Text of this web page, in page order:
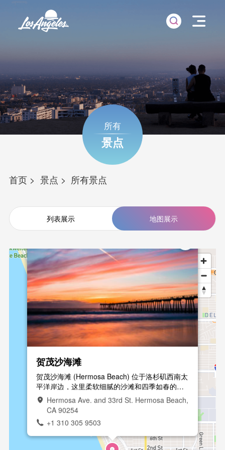
所有
景点
首页 景点 所有景点
列表展示 地图展示
贺茂沙海滩
贺茂沙海滩 (Hermosa Beach) 位于洛杉矶西南太
平洋岸边，这里柔软细腻的沙滩和四季如春的温
暖气候吸引着众多游客纷纷前来游览，也是美国
单身人士最喜爱的海滩之一
Hermosa Ave. and 33rd St. Hermosa Beach,
CA 90254
+1 310 305 9503